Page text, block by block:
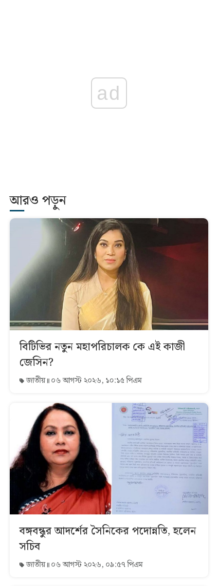
ad
আরও পড়ুন
বিটিভির নতুন মহাপরিচালক কে এই কাজী
জেসিন?
জাতীয় ০৬ আগস্ট ২০২৬, ১০:১৫ পিএম
বঙ্গবন্ধুর আদর্শের সৈনিকের পদোন্নতি, হলেন
সচিব
জাতীয় ০৬ আগস্ট ২০২৬, ০৯:৫৭ পিএম